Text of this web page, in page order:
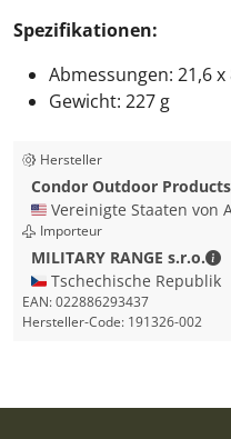
Spezifikationen:
Abmessungen: 21,6 x
Gewicht: 227 g
Hersteller
Condor Outdoor
🇺🇸 Vereinigte Staaten von
Importeur
MILITARY RANGE s.r.o.
🇨🇿 Tschechische Republik
EAN:022886293437
Hersteller-Code: 191326-002